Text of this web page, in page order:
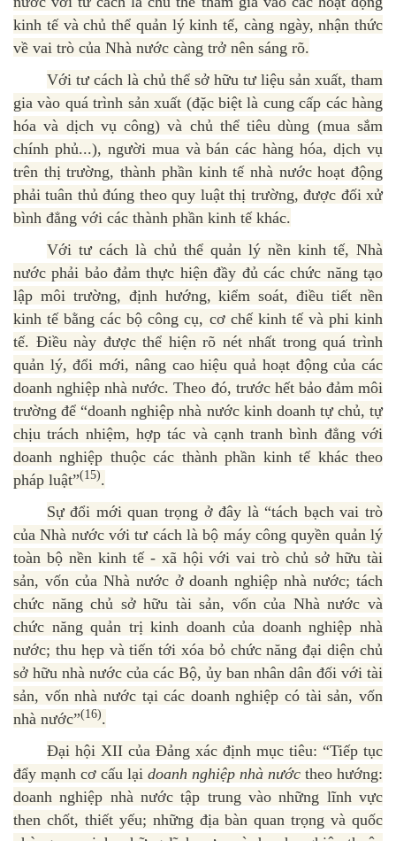
kinh tế và chủ thể quản lý kinh tế, càng ngày, nhận thức
về vai trò của Nhà nước càng trở nên sáng rõ.
Với tư cách là chủ thể sở hữu tư liệu sản xuất, tham
gia vào quá trình sản xuất (đặc biệt là cung cấp các hàng
hóa và dịch vụ công) và chủ thể tiêu dùng (mua sắm
chính phủ...), người mua và bán các hàng hóa, dịch vụ
trên thị trường, thành phần kinh tế nhà nước hoạt động
phải tuân thủ đúng theo quy luật thị trường, được đối xử
bình đẳng với các thành phần kinh tế khác.
Với tư cách là chủ thể quản lý nền kinh tế, Nhà
nước phải bảo đảm thực hiện đầy đủ các chức năng tạo
lập môi trường, định hướng, kiểm soát, điều tiết nền
kinh tế bằng các bộ công cụ, cơ chế kinh tế và phi kinh
tế. Điều này được thể hiện rõ nét nhất trong quá trình
quản lý, đổi mới, nâng cao hiệu quả hoạt động của các
doanh nghiệp nhà nước. Theo đó, trước hết bảo đảm môi
trường để “doanh nghiệp nhà nước kinh doanh tự chủ, tự
chịu trách nhiệm, hợp tác và cạnh tranh bình đẳng với
doanh nghiệp thuộc các thành phần kinh tế khác theo
pháp luật”(15).
Sự đổi mới quan trọng ở đây là “tách bạch vai trò
của Nhà nước với tư cách là bộ máy công quyền quản lý
toàn bộ nền kinh tế - xã hội với vai trò chủ sở hữu tài
sản, vốn của Nhà nước ở doanh nghiệp nhà nước; tách
chức năng chủ sở hữu tài sản, vốn của Nhà nước và
chức năng quản trị kinh doanh của doanh nghiệp nhà
nước; thu hẹp và tiến tới xóa bỏ chức năng đại diện chủ
sở hữu nhà nước của các Bộ, ủy ban nhân dân đối với tài
sản, vốn nhà nước tại các doanh nghiệp có tài sản, vốn
nhà nước”(16).
Đại hội XII của Đảng xác định mục tiêu: “Tiếp tục
đẩy mạnh cơ cấu lại doanh nghiệp nhà nước theo hướng:
doanh nghiệp nhà nước tập trung vào những lĩnh vực
then chốt, thiết yếu; những địa bàn quan trọng và quốc